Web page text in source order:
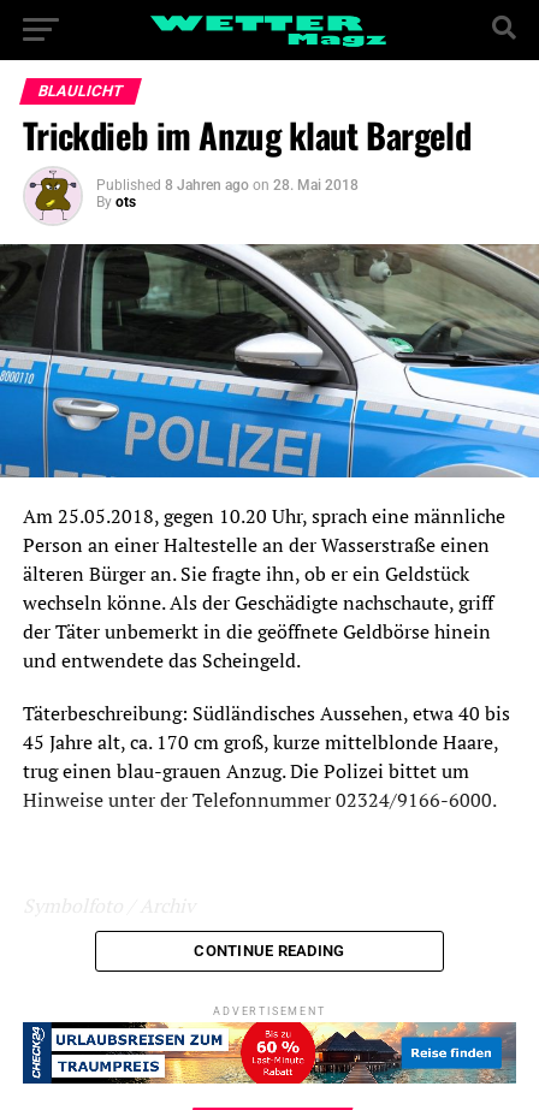
BLAULICHT
Trickdieb im Anzug klaut Bargeld
Published 8 Jahren ago on 28. Mai 2018
By ots
Am 25.05.2018, gegen 10.20 Uhr, sprach eine männliche
Person an einer Haltestelle an der Wasserstraße einen
älteren Bürger an. Sie fragte ihn, ob er ein Geldstück
wechseln könne. Als der Geschädigte nachschaute, griff
der Täter unbemerkt in die geöffnete Geldbörse hinein
und entwendete das Scheingeld.
Täterbeschreibung: Südländisches Aussehen, etwa 40 bis
45 Jahre alt, ca. 170 cm groß, kurze mittelblonde Haare,
trug einen blau-grauen Anzug. Die Polizei bittet um
Hinweise unter der Telefonnummer 02324/9166-6000.
Symbolfoto / Archiv
ADVERTISEMENT
RELATED TOPICS: BLAULICHT DIEBSTAHL
NEWS
CONTINUE READING
ADVERTISEMENT